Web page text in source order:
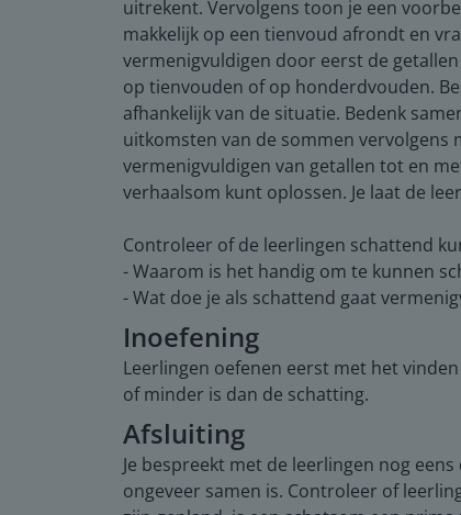
uitrekent. Vervolgens toon je een
makkelijk op een tienvoud afrondt en
vermenigvuldigen door eerst de
op tienvouden of op honderdvouden.
afhankelijk van de situatie. Bedenk
uitkomsten van de sommen
vermenigvuldigen van getallen tot en
verhaalsom kunt oplossen. Je laat de
Controleer of de leerlingen schattend
- Waarom is het handig om te kunnen
- Wat doe je als schattend gaat
Inoefening
Leerlingen oefenen eerst met het
of minder is dan de schatting.
Afsluiting
Je bespreekt met de leerlingen nog
ongeveer samen is. Controleer of